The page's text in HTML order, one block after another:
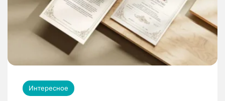
Интересное